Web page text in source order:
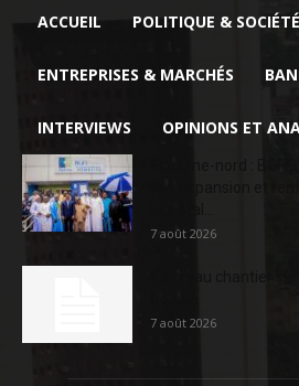
ACCUEIL POLITIQUE & SOCIÉTÉ
ENTREPRISES & MARCHÉS
INTERVIEWS OPINIONS ET
7 août 2026
7 août 2026